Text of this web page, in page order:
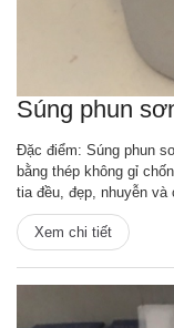
Súng phun
Đặc điểm: Súng phun
bằng thép không gỉ
tia đều, đẹp, nhuyễn và
Xem chi tiết